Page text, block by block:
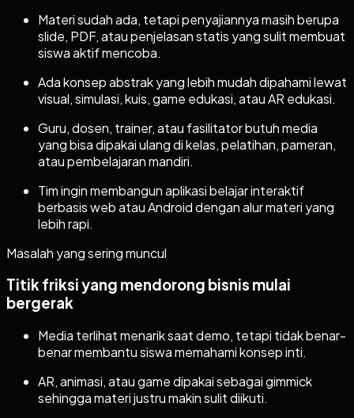
Materi sudah ada, tetapi penyajiannya masih berupa
slide, PDF, atau penjelasan statis yang sulit membuat
siswa aktif mencoba.
Ada konsep abstrak yang lebih mudah dipahami lewat
visual, simulasi, kuis, game edukasi, atau AR edukasi.
Guru, dosen, trainer, atau fasilitator butuh media
yang bisa dipakai ulang di kelas, pelatihan, pameran,
atau pembelajaran mandiri.
Tim ingin membangun aplikasi belajar interaktif
berbasis web atau Android dengan alur materi yang
lebih rapi.
Masalah yang sering muncul
Titik friksi yang mendorong bisnis mulai
bergerak
Media terlihat menarik saat demo, tetapi tidak benar-
benar membantu siswa memahami konsep inti.
AR, animasi, atau game dipakai sebagai gimmick
sehingga materi justru makin sulit diikuti.